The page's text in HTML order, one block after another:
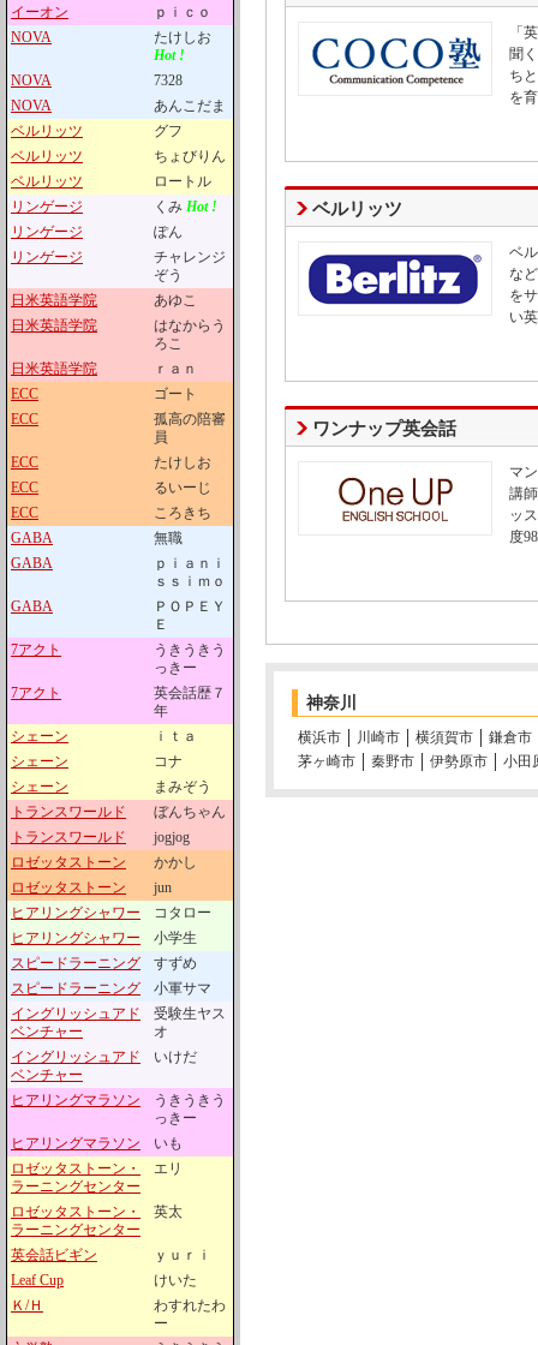
イーオン
ｐｉｃｏ
NOVA
たけしお
Hot !
NOVA
7328
NOVA
あんこだま
ベルリッツ
グフ
ベルリッツ
ちょびりん
ベルリッツ
ロートル
リンゲージ
くみ Hot !
リンゲージ
ぽん
リンゲージ
チャレンジ
ぞう
日米英語学院
あゆこ
日米英語学院
はなからう
ろこ
日米英語学院
ｒａｎ
ECC
ゴート
ECC
孤高の陪審
員
ECC
たけしお
ECC
るいーじ
ECC
ころきち
GABA
無職
GABA
ｐｉａｎｉ
ｓｓｉｍｏ
GABA
ＰＯＰＥＹ
Ｅ
7アクト
うきうきう
っきー
7アクト
英会話歴７
年
シェーン
ｉｔａ
シェーン
コナ
シェーン
まみぞう
トランスワールド
ぼんちゃん
トランスワールド
jogjog
ロゼッタストーン
かかし
ロゼッタストーン
jun
ヒアリングシャワー
コタロー
ヒアリングシャワー
小学生
スピードラーニング
すずめ
スピードラーニング
小軍サマ
イングリッシュアド
ベンチャー
受験生ヤス
オ
イングリッシュアド
ベンチャー
いけだ
ヒアリングマラソン
うきうきう
っきー
ヒアリングマラソン
いも
ロゼッタストーン・
ラーニングセンター
エリ
ロゼッタストーン・
ラーニングセンター
英太
英会話ビギン
ｙｕｒｉ
Leaf Cup
けいた
Ｋ/Ｈ
わすれたわ
ー
「
聞
ち
を
ベルリッツ
ベ
な
を
い
ワンナップ英会話
マ
講
ッ
度
神奈川
横浜市 川崎市 横須賀市
鎌倉市
茅ヶ崎市
秦野市 伊勢原市 小田